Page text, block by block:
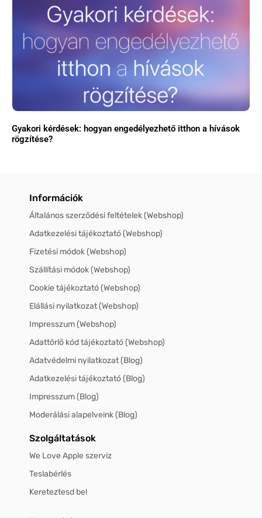
Gyakori kérdések: hogyan engedélyezhető itthon a hívások
rögzítése?
Információk
Általános szerződési feltételek (Webshop)
Adatkezelési tájékoztató (Webshop)
Fizetési módok (Webshop)
Szállítási módok (Webshop)
Cookie tájékoztató (Webshop)
Elállási nyilatkozat (Webshop)
Impresszum (Webshop)
Adattörlő kód tájékoztató (Webshop)
Adatvédelmi nyilatkozat (Blog)
Adatkezelési tájékoztató (Blog)
Impresszum (Blog)
Moderálási alapelveink (Blog)
Szolgáltatások
We Love Apple szerviz
Teslabérlés
Kereteztesd be!